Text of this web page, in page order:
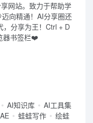
网站。致力于帮助学
向精通！AI分享圈还
，分享为王！Ctrl + D
器书签栏❤️
AI知识库
AI工具集
蛙蛙写作
绘蛙